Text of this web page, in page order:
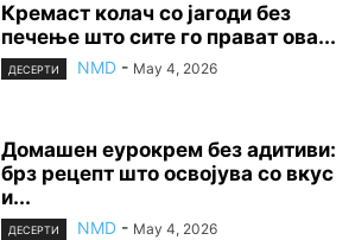
Кремаст колач со јагоди без
печење што сите го прават ова...
ДЕСЕРТИ NMD - May 4, 2026
Домашен еурокрем без адитиви:
брз рецепт што освојува со вкус
и...
ДЕСЕРТИ NMD - May 4, 2026